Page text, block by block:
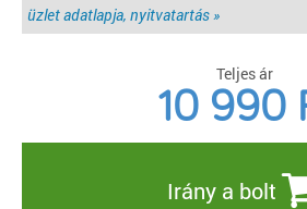
üzlet adatlapja, nyitvatartás »
Teljes ár
10 990
Irány a bolt